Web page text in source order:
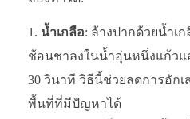
น้ำเกลือ: ล้างปากด้วยน้ำเ
ช้อนชาลงในน้ำอุ่นหนึ่งแก้ว
30 วินาที วิธีนี้ช่วยลดการอัก
พื้นที่ที่มีปัญหาได้